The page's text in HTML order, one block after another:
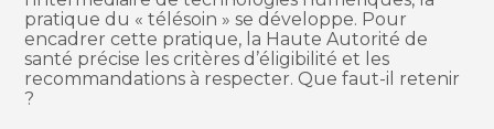
pratique du « télésoin » se développe. Pour
encadrer cette pratique, la Haute Autorité de
santé précise les critères d’éligibilité et les
recommandations à respecter. Que faut-il retenir
?